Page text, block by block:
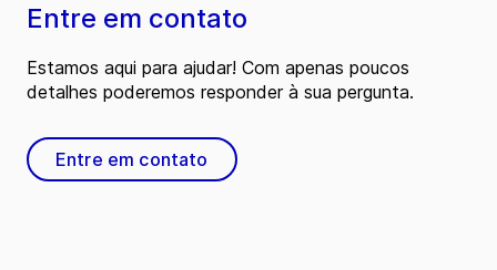
Entre em contato
Estamos aqui para ajudar! Com apenas poucos
detalhes poderemos responder à sua pergunta.
Entre em contato